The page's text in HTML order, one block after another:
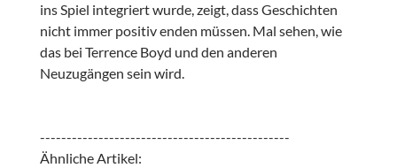
ins Spiel integriert wurde, zeigt, dass Geschichten
nicht immer positiv enden müssen. Mal sehen, wie
das bei Terrence Boyd und den anderen
Neuzugängen sein wird.
-----------------------------------------------
Ähnliche Artikel: